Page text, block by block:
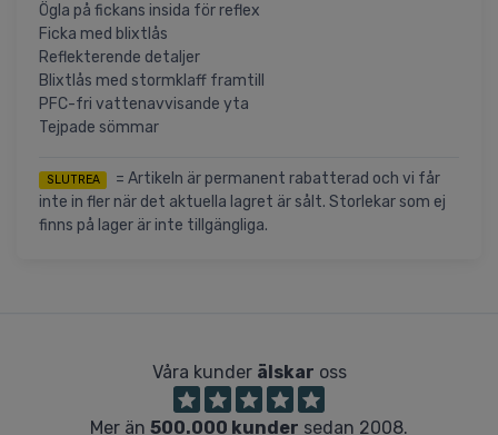
Ögla på fickans insida för reflex
Ficka med blixtlås
Reflekterende detaljer
Blixtlås med stormklaff framtill
PFC-fri vattenavvisande yta
Tejpade sömmar
SLUTREA
= Artikeln är permanent rabatterad och vi får
inte in fler när det aktuella lagret är sålt. Storlekar som ej
finns på lager är inte tillgängliga.
Våra kunder älskar oss
Mer än 500.000 kunder sedan 2008.